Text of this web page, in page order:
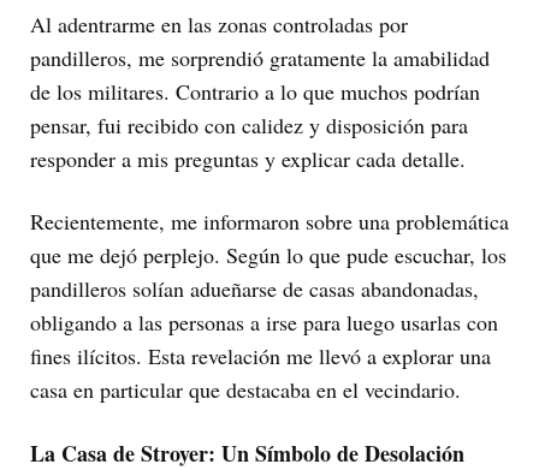
Al adentrarme en las zonas controladas por
pandilleros, me sorprendió gratamente la amabilidad
de los militares. Contrario a lo que muchos podrían
pensar, fui recibido con calidez y disposición para
responder a mis preguntas y explicar cada detalle.
Recientemente, me informaron sobre una problemática
que me dejó perplejo. Según lo que pude escuchar, los
pandilleros solían adueñarse de casas abandonadas,
obligando a las personas a irse para luego usarlas con
fines ilícitos. Esta revelación me llevó a explorar una
casa en particular que destacaba en el vecindario.
La Casa de Stroyer: Un Símbolo de Desolación